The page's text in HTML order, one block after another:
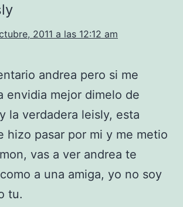
2011 a las 12:12 am
andrea pero si me
envidia mejor dimelo de
la verdadera leisly, esta
hizo pasar por mi y me metio
vas a ver andrea te
a una amiga, yo no soy
tu.